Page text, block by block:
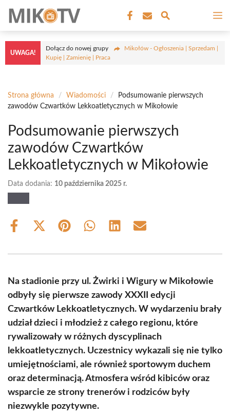
treści
UWAGA!
Dołącz do nowej grupy
Mikołów - Ogłoszenia | Sprzedam |
Kupię | Zamienię | Praca
Strona główna / Wiadomości /
Podsumowanie pierwszych
zawodów Czwartków Lekkoatletycznych w Mikołowie
Podsumowanie pierwszych
zawodów Czwartków
Lekkoatletycznych w Mikołowie
Data dodania: 10 października 2025 r.
Share
Share
(Twitter)
Share Share Share Share
Na stadionie przy ul. Żwirki i Wigury w Mikołowie
odbyły się pierwsze zawody XXXII edycji
Czwartków Lekkoatletycznych. W wydarzeniu brały
udział dzieci i młodzież z całego regionu, które
rywalizowały w różnych dyscyplinach
lekkoatletycznych. Uczestnicy wykazali się nie tylko
umiejętnościami, ale również sportowym duchem
oraz determinacją. Atmosfera wśród kibiców oraz
wsparcie ze strony trenerów i rodziców były
niezwykle pozytywne.